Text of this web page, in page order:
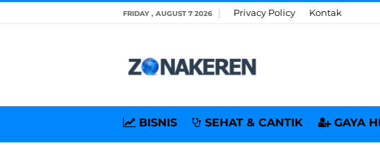
FRIDAY , AUGUST 7 2026 Privacy Policy Kontak
BISNIS SEHAT & CANTIK GAYA